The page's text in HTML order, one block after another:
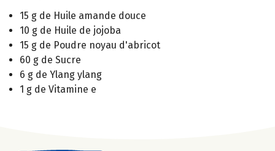
15 g de Huile amande douce
10 g de Huile de jojoba
15 g de Poudre noyau d'abricot
60 g de Sucre
6 g de Ylang ylang
1 g de Vitamine e